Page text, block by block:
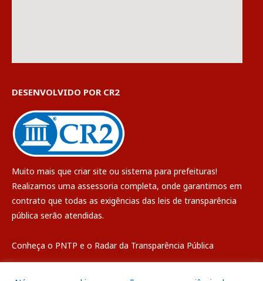
DESENVOLVIDO POR CR2
Muito mais que criar site ou sistema para prefeituras!
Realizamos uma assessoria completa, onde garantimos em
contrato que todas as exigências das leis de transparência
pública serão atendidas.
Conheça o PNTP e o Radar da Transparência Pública